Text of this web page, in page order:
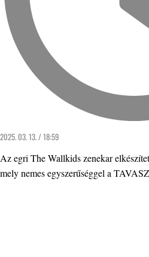
2025. 03. 13. / 18:59
Az egri The Wallkids zenekar
mely nemes egyszerűséggel a